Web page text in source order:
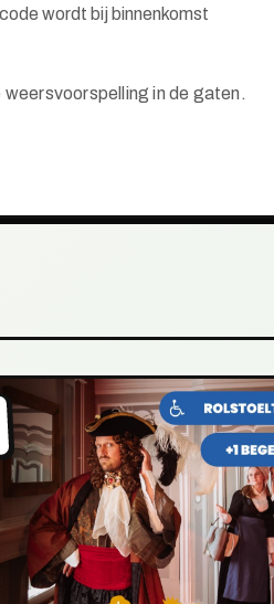
wordt bij binnenkomst
weersvoorspelling in de gaten.